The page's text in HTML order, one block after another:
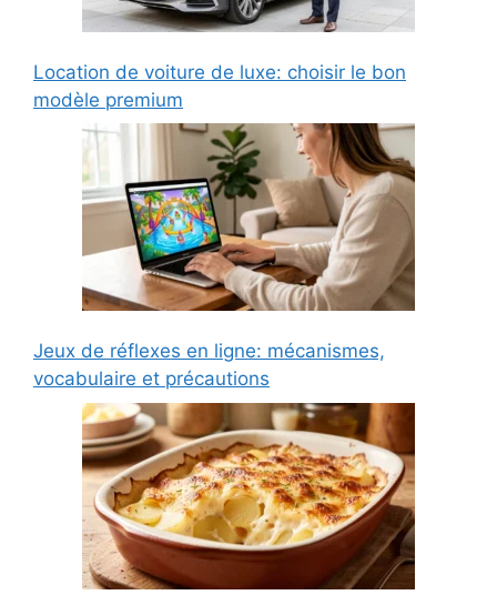
Location de voiture de luxe: choisir le bon
modèle premium
Jeux de réflexes en ligne: mécanismes,
vocabulaire et précautions